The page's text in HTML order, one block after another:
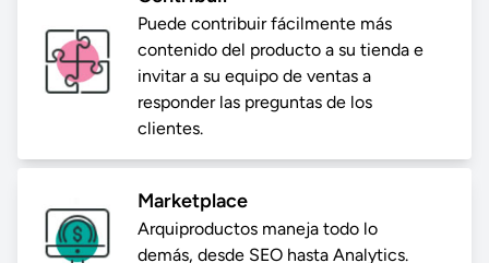
Puede contribuir fácilmente más
contenido del producto a su tienda e
invitar a su equipo de ventas a
responder las preguntas de los
clientes.
Marketplace
Arquiproductos maneja todo lo
demás, desde SEO hasta Analytics.